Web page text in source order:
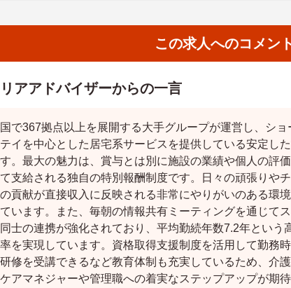
この求人へのコメン
アアドバイザーからの一言
で367拠点以上を展開する大手グループが運営し、ショ
イを中心とした居宅系サービスを提供している安定し
。最大の魅力は、賞与とは別に施設の業績や個人の評
て支給される独自の特別報酬制度です。日々の頑張りや
貢献が直接収入に反映される非常にやりがいのある環
います。また、毎朝の情報共有ミーティングを通じて
士の連携が強化されており、平均勤続年数7.2年という
を実現しています。資格取得支援制度を活用して勤務
修を受講できるなど教育体制も充実しているため、介
アマネジャーや管理職への着実なステップアップが期